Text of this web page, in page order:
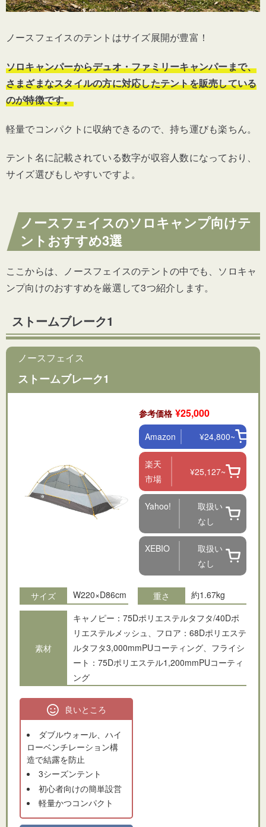
ノースフェイスのテントはサイズ展開が豊富！
ソロキャンパーからデュオ・ファミリーキャンパーまで、
さまざまなスタイルの方に対応したテントを販売している
のが特徴です。
軽量でコンパクトに収納できるので、持ち運びも楽ちん。
テント名に記載されている数字が収容人数になっており、
サイズ選びもしやすいですよ。
ノースフェイスのソロキャンプ向けテ
ントおすすめ3選
ここからは、ノースフェイスのテントの中でも、ソロキャ
ンプ向けのおすすめを厳選して3つ紹介します。
ストームブレーク1
ノースフェイス
ストームブレーク1
参考価格 ¥25,000
Amazon ¥24,800~
楽天
市場
¥25,127~
Yahoo!
取扱い
なし
XEBIO
取扱い
なし
サイズ W220×D86cm 重さ 約1.67kg
素材
キャノピー：75Dポリエステルタフタ/40Dポ
リエステルメッシュ、フロア：68Dポリエステ
ルタフタ3,000mmPUコーティング、フライシ
ート：75Dポリエステル1,200mmPUコーティ
ング
良いところ
ダブルウォール、ハイ
ローベンチレーション構
造で結露を防止
3シーズンテント
初心者向けの簡単設営
軽量かつコンパクト